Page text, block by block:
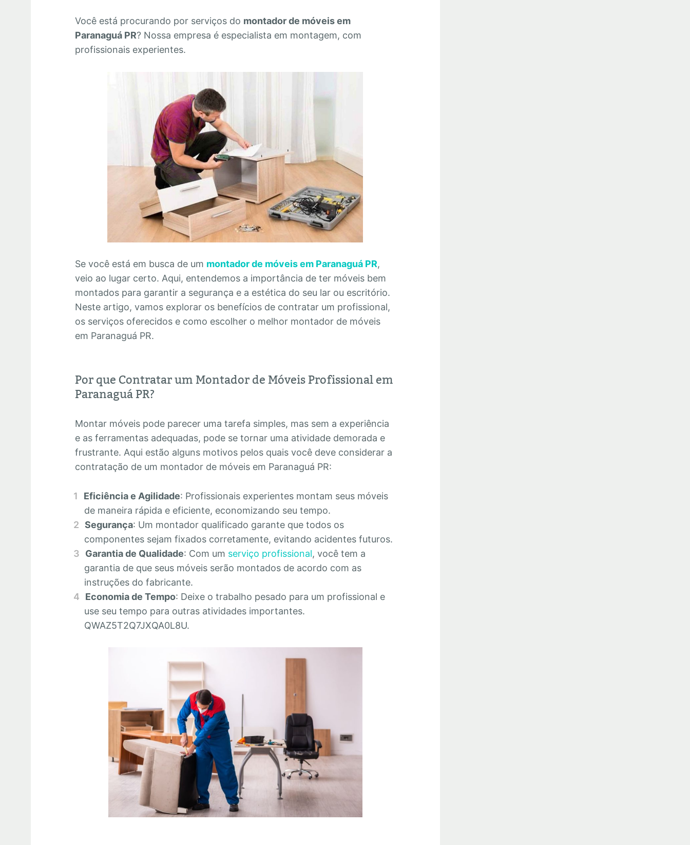
Você está procurando por serviços do montador de móveis em
Paranaguá PR? Nossa empresa é especialista em montagem, com
profissionais experientes.
Se você está em busca de um montador de móveis em Paranaguá PR,
veio ao lugar certo. Aqui, entendemos a importância de ter móveis bem
montados para garantir a segurança e a estética do seu lar ou escritório.
Neste artigo, vamos explorar os benefícios de contratar um profissional,
os serviços oferecidos e como escolher o melhor montador de móveis
em Paranaguá PR.
Por que Contratar um Montador de Móveis Profissional em
Paranaguá PR?
Montar móveis pode parecer uma tarefa simples, mas sem a experiência
e as ferramentas adequadas, pode se tornar uma atividade demorada e
frustrante. Aqui estão alguns motivos pelos quais você deve considerar a
contratação de um montador de móveis em Paranaguá PR:
Eficiência e Agilidade: Profissionais experientes montam seus móveis
de maneira rápida e eficiente, economizando seu tempo.
Segurança: Um montador qualificado garante que todos os
componentes sejam fixados corretamente, evitando acidentes futuros.
Garantia de Qualidade: Com um serviço profissional, você tem a
garantia de que seus móveis serão montados de acordo com as
instruções do fabricante.
Economia de Tempo: Deixe o trabalho pesado para um profissional e
use seu tempo para outras atividades importantes.
QWAZ5T2Q7JXQA0L8U.